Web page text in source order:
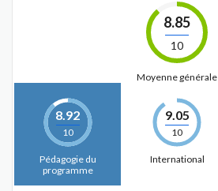
8.85
10
Moyenne générale
8.92
10
Pédagogie du
programme
9.05
10
International